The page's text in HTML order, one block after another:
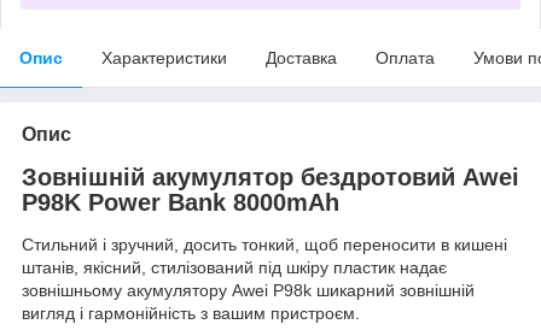
Опис Характеристики Доставка Оплата Умови
Опис
Зовнішній акумулятор бездротовий Awei
P98K Power Bank 8000mAh
Стильний і зручний, досить тонкий, щоб переносити в кишені
штанів, якісний, стилізований під шкіру пластик надає
зовнішньому акумулятору Awei P98k шикарний зовнішній
вигляд і гармонійність з вашим пристроєм.